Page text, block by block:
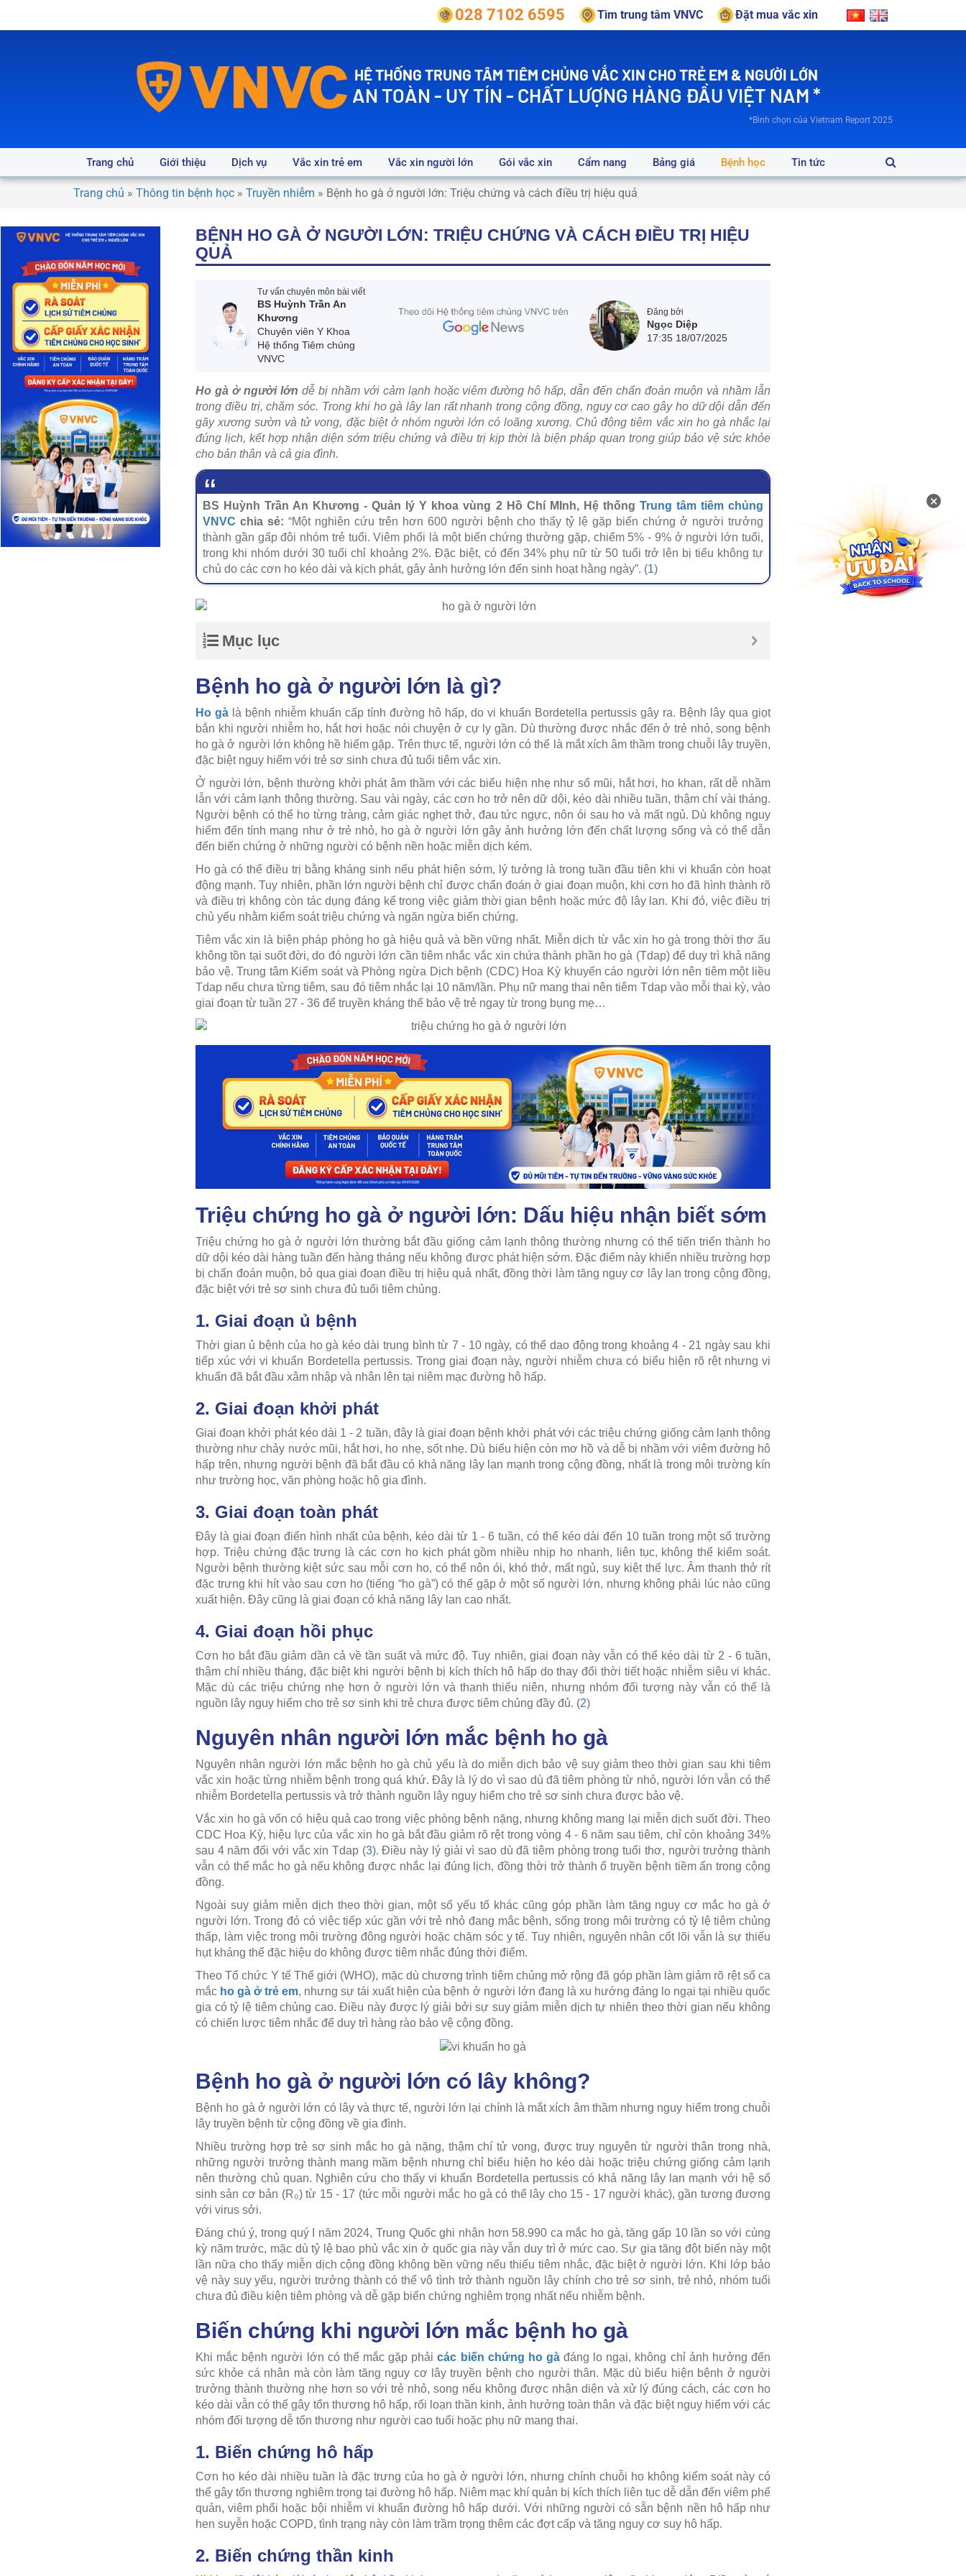
028 7102 6595 Tìm trung tâm VNVC Đặt mua vắc xin
HỆ THỐNG TRUNG TÂM TIÊM CHỦNG VẮC XIN CHO TRẺ EM & NGƯỜI LỚN
AN TOÀN - UY TÍN - CHẤT LƯỢNG HÀNG ĐẦU VIỆT NAM *
*Bình chọn của Vietnam Report 2025
Trang chủ Giới thiệu Dịch vụ Vắc xin trẻ em Vắc xin người lớn Gói vắc xin Cẩm nang Bảng giá Bệnh học Tin tức
Trang chủ » Thông tin bệnh học » Truyền nhiễm » Bệnh ho gà ở người lớn: Triệu chứng và cách điều trị hiệu quả
BỆNH HO GÀ Ở NGƯỜI LỚN: TRIỆU CHỨNG VÀ CÁCH ĐIỀU TRỊ HIỆU
QUẢ
Tư vấn chuyên môn bài viết
BS Huỳnh Trần An
Khương
Chuyên viên Y Khoa
Hệ thống Tiêm chủng
VNVC
Đăng bởi
Ngọc Diệp
17:35 18/07/2025
Ho gà ở người lớn dễ bị nhầm với cảm lạnh hoặc viêm đường hô hấp, dẫn đến chẩn đoán muộn và nhầm lẫn
trong điều trị, chăm sóc. Trong khi ho gà lây lan rất nhanh trong cộng đồng, nguy cơ cao gây ho dữ dội dẫn đến
gãy xương sườn và tử vong, đặc biệt ở nhóm người lớn có loãng xương. Chủ động tiêm vắc xin ho gà nhắc lại
đúng lịch, kết hợp nhận diện sớm triệu chứng và điều trị kịp thời là biện pháp quan trọng giúp bảo vệ sức khỏe
cho bản thân và cả gia đình.
BS Huỳnh Trần An Khương - Quản lý Y khoa vùng 2 Hồ Chí MInh, Hệ thống Trung tâm tiêm chủng
VNVC chia sẻ: “Một nghiên cứu trên hơn 600 người bệnh cho thấy tỷ lệ gặp biến chứng ở người trưởng
thành gần gấp đôi nhóm trẻ tuổi. Viêm phổi là một biến chứng thường gặp, chiếm 5% - 9% ở người lớn tuổi,
trong khi nhóm dưới 30 tuổi chỉ khoảng 2%. Đặc biệt, có đến 34% phụ nữ từ 50 tuổi trở lên bị tiểu không tự
chủ do các cơn ho kéo dài và kịch phát, gây ảnh hưởng lớn đến sinh hoạt hằng ngày”. (1)
Mục lục
Bệnh ho gà ở người lớn là gì?
Ho gà là bệnh nhiễm khuẩn cấp tính đường hô hấp, do vi khuẩn Bordetella pertussis gây ra. Bệnh lây qua giọt
bắn khi người nhiễm ho, hắt hơi hoặc nói chuyện ở cự ly gần. Dù thường được nhắc đến ở trẻ nhỏ, song bệnh
ho gà ở người lớn không hề hiếm gặp. Trên thực tế, người lớn có thể là mắt xích âm thầm trong chuỗi lây truyền,
đặc biệt nguy hiểm với trẻ sơ sinh chưa đủ tuổi tiêm vắc xin.
Ở người lớn, bệnh thường khởi phát âm thầm với các biểu hiện nhẹ như sổ mũi, hắt hơi, ho khan, rất dễ nhầm
lẫn với cảm lạnh thông thường. Sau vài ngày, các cơn ho trở nên dữ dội, kéo dài nhiều tuần, thậm chí vài tháng.
Người bệnh có thể ho từng tràng, cảm giác nghẹt thở, đau tức ngực, nôn ói sau ho và mất ngủ. Dù không nguy
hiểm đến tính mạng như ở trẻ nhỏ, ho gà ở người lớn gây ảnh hưởng lớn đến chất lượng sống và có thể dẫn
đến biến chứng ở những người có bệnh nền hoặc miễn dịch kém.
Ho gà có thể điều trị bằng kháng sinh nếu phát hiện sớm, lý tưởng là trong tuần đầu tiên khi vi khuẩn còn hoạt
động mạnh. Tuy nhiên, phần lớn người bệnh chỉ được chẩn đoán ở giai đoạn muộn, khi cơn ho đã hình thành rõ
và điều trị không còn tác dụng đáng kể trong việc giảm thời gian bệnh hoặc mức độ lây lan. Khi đó, việc điều trị
chủ yếu nhằm kiểm soát triệu chứng và ngăn ngừa biến chứng.
Tiêm vắc xin là biện pháp phòng ho gà hiệu quả và bền vững nhất. Miễn dịch từ vắc xin ho gà trong thời thơ ấu
không tồn tại suốt đời, do đó người lớn cần tiêm nhắc vắc xin chứa thành phần ho gà (Tdap) để duy trì khả năng
bảo vệ. Trung tâm Kiểm soát và Phòng ngừa Dịch bệnh (CDC) Hoa Kỳ khuyến cáo người lớn nên tiêm một liều
Tdap nếu chưa từng tiêm, sau đó tiêm nhắc lại 10 năm/lần. Phụ nữ mang thai nên tiêm Tdap vào mỗi thai kỳ, vào
giai đoạn từ tuần 27 - 36 để truyền kháng thể bảo vệ trẻ ngay từ trong bụng mẹ…
Triệu chứng ho gà ở người lớn: Dấu hiệu nhận biết sớm
Triệu chứng ho gà ở người lớn thường bắt đầu giống cảm lạnh thông thường nhưng có thể tiến triển thành ho
dữ dội kéo dài hàng tuần đến hàng tháng nếu không được phát hiện sớm. Đặc điểm này khiến nhiều trường hợp
bị chẩn đoán muộn, bỏ qua giai đoạn điều trị hiệu quả nhất, đồng thời làm tăng nguy cơ lây lan trong cộng đồng,
đặc biệt với trẻ sơ sinh chưa đủ tuổi tiêm chủng.
1. Giai đoạn ủ bệnh
Thời gian ủ bệnh của ho gà kéo dài trung bình từ 7 - 10 ngày, có thể dao động trong khoảng 4 - 21 ngày sau khi
tiếp xúc với vi khuẩn Bordetella pertussis. Trong giai đoạn này, người nhiễm chưa có biểu hiện rõ rệt nhưng vi
khuẩn đã bắt đầu xâm nhập và nhân lên tại niêm mạc đường hô hấp.
2. Giai đoạn khởi phát
Giai đoạn khởi phát kéo dài 1 - 2 tuần, đây là giai đoạn bệnh khởi phát với các triệu chứng giống cảm lạnh thông
thường như chảy nước mũi, hắt hơi, ho nhẹ, sốt nhẹ. Dù biểu hiện còn mơ hồ và dễ bị nhầm với viêm đường hô
hấp trên, nhưng người bệnh đã bắt đầu có khả năng lây lan mạnh trong cộng đồng, nhất là trong môi trường kín
như trường học, văn phòng hoặc hộ gia đình.
3. Giai đoạn toàn phát
Đây là giai đoạn điển hình nhất của bệnh, kéo dài từ 1 - 6 tuần, có thể kéo dài đến 10 tuần trong một số trường
hợp. Triệu chứng đặc trưng là các cơn ho kịch phát gồm nhiều nhịp ho nhanh, liên tục, không thể kiểm soát.
Người bệnh thường kiệt sức sau mỗi cơn ho, có thể nôn ói, khó thở, mất ngủ, suy kiệt thể lực. Âm thanh thở rít
đặc trưng khi hít vào sau cơn ho (tiếng “ho gà”) có thể gặp ở một số người lớn, nhưng không phải lúc nào cũng
xuất hiện. Đây cũng là giai đoạn có khả năng lây lan cao nhất.
4. Giai đoạn hồi phục
Cơn ho bắt đầu giảm dần cả về tần suất và mức độ. Tuy nhiên, giai đoạn này vẫn có thể kéo dài từ 2 - 6 tuần,
thậm chí nhiều tháng, đặc biệt khi người bệnh bị kích thích hô hấp do thay đổi thời tiết hoặc nhiễm siêu vi khác.
Mặc dù các triệu chứng nhẹ hơn ở người lớn và thanh thiếu niên, nhưng nhóm đối tượng này vẫn có thể là
nguồn lây nguy hiểm cho trẻ sơ sinh khi trẻ chưa được tiêm chủng đầy đủ. (2)
Nguyên nhân người lớn mắc bệnh ho gà
Nguyên nhân người lớn mắc bệnh ho gà chủ yếu là do miễn dịch bảo vệ suy giảm theo thời gian sau khi tiêm
vắc xin hoặc từng nhiễm bệnh trong quá khứ. Đây là lý do vì sao dù đã tiêm phòng từ nhỏ, người lớn vẫn có thể
nhiễm Bordetella pertussis và trở thành nguồn lây nguy hiểm cho trẻ sơ sinh chưa được bảo vệ.
Vắc xin ho gà vốn có hiệu quả cao trong việc phòng bệnh nặng, nhưng không mang lại miễn dịch suốt đời. Theo
CDC Hoa Kỳ, hiệu lực của vắc xin ho gà bắt đầu giảm rõ rệt trong vòng 4 - 6 năm sau tiêm, chỉ còn khoảng 34%
sau 4 năm đối với vắc xin Tdap (3). Điều này lý giải vì sao dù đã tiêm phòng trong tuổi thơ, người trưởng thành
vẫn có thể mắc ho gà nếu không được nhắc lại đúng lịch, đồng thời trở thành ổ truyền bệnh tiềm ẩn trong cộng
đồng.
Ngoài suy giảm miễn dịch theo thời gian, một số yếu tố khác cũng góp phần làm tăng nguy cơ mắc ho gà ở
người lớn. Trong đó có việc tiếp xúc gần với trẻ nhỏ đang mắc bệnh, sống trong môi trường có tỷ lệ tiêm chủng
thấp, làm việc trong môi trường đông người hoặc chăm sóc y tế. Tuy nhiên, nguyên nhân cốt lõi vẫn là sự thiếu
hụt kháng thể đặc hiệu do không được tiêm nhắc đúng thời điểm.
Theo Tổ chức Y tế Thế giới (WHO), mặc dù chương trình tiêm chủng mở rộng đã góp phần làm giảm rõ rệt số ca
mắc ho gà ở trẻ em, nhưng sự tái xuất hiện của bệnh ở người lớn đang là xu hướng đáng lo ngại tại nhiều quốc
gia có tỷ lệ tiêm chủng cao. Điều này được lý giải bởi sự suy giảm miễn dịch tự nhiên theo thời gian nếu không
có chiến lược tiêm nhắc để duy trì hàng rào bảo vệ cộng đồng.
Bệnh ho gà ở người lớn có lây không?
Bệnh ho gà ở người lớn có lây và thực tế, người lớn lại chính là mắt xích âm thầm nhưng nguy hiểm trong chuỗi
lây truyền bệnh từ cộng đồng về gia đình.
Nhiều trường hợp trẻ sơ sinh mắc ho gà nặng, thậm chí tử vong, được truy nguyên từ người thân trong nhà,
những người trưởng thành mang mầm bệnh nhưng chỉ biểu hiện ho kéo dài hoặc triệu chứng giống cảm lạnh
nên thường chủ quan. Nghiên cứu cho thấy vi khuẩn Bordetella pertussis có khả năng lây lan mạnh với hệ số
sinh sản cơ bản (R₀) từ 15 - 17 (tức mỗi người mắc ho gà có thể lây cho 15 - 17 người khác), gần tương đương
với virus sởi.
Đáng chú ý, trong quý I năm 2024, Trung Quốc ghi nhận hơn 58.990 ca mắc ho gà, tăng gấp 10 lần so với cùng
kỳ năm trước, mặc dù tỷ lệ bao phủ vắc xin ở quốc gia này vẫn duy trì ở mức cao. Sự gia tăng đột biến này một
lần nữa cho thấy miễn dịch cộng đồng không bền vững nếu thiếu tiêm nhắc, đặc biệt ở người lớn. Khi lớp bảo
vệ này suy yếu, người trưởng thành có thể vô tình trở thành nguồn lây chính cho trẻ sơ sinh, trẻ nhỏ, nhóm tuổi
chưa đủ điều kiện tiêm phòng và dễ gặp biến chứng nghiêm trọng nhất nếu nhiễm bệnh.
Biến chứng khi người lớn mắc bệnh ho gà
Khi mắc bệnh người lớn có thể mắc gặp phảicác biến chứng ho gàđáng lo ngại, không chỉ ảnh hưởng đến
sức khỏe cá nhân mà còn làm tăng nguy cơ lây truyền bệnh cho người thân. Mặc dù biểu hiện bệnh ở người
trưởng thành thường nhẹ hơn so với trẻ nhỏ, song nếu không được nhận diện và xử lý đúng cách, các cơn ho
kéo dài vẫn có thể gây tổn thương hô hấp, rối loạn thần kinh, ảnh hưởng toàn thân và đặc biệt nguy hiểm với các
nhóm đối tượng dễ tổn thương như người cao tuổi hoặc phụ nữ mang thai.
1. Biến chứng hô hấp
Cơn ho kéo dài nhiều tuần là đặc trưng của ho gà ở người lớn, nhưng chính chuỗi ho không kiểm soát này có
thể gây tổn thương nghiêm trọng tại đường hô hấp. Niêm mạc khí quản bị kích thích liên tục dễ dẫn đến viêm phế
quản, viêm phổi hoặc bội nhiễm vi khuẩn đường hô hấp dưới. Với những người có sẵn bệnh nền hô hấp như
hen suyễn hoặc COPD, tình trạng này còn làm trầm trọng thêm các đợt cấp và tăng nguy cơ suy hô hấp.
2. Biến chứng thần kinh
×